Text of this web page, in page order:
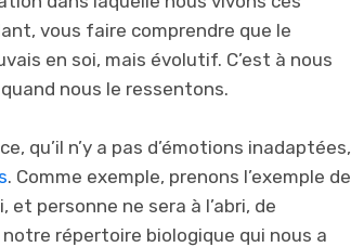
vous faire comprendre que le
en soi, mais évolutif. C’est à nous
nous le ressentons.
qu’il n’y a pas d’émotions inadaptées,
. Comme exemple, prenons l’exemple de
et personne ne sera à l’abri, de
répertoire biologique qui nous a